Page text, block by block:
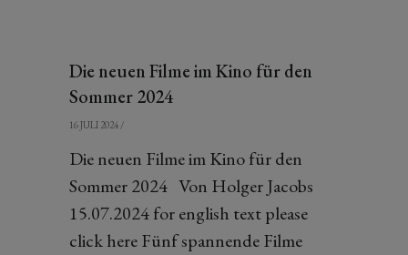
Die neuen Filme im Kino für den
Sommer 2024
16 JULI 2024 /
Die neuen Filme im Kino für den
Sommer 2024 Von Holger Jacobs
15.07.2024 for english text please
click here Fünf spannende Filme